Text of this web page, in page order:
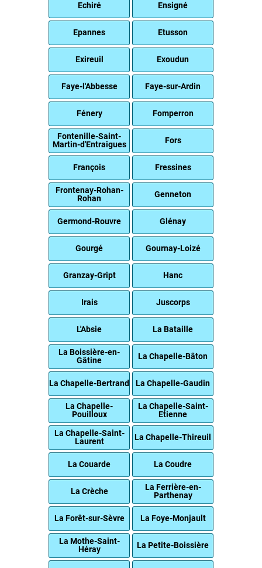
Echiré Ensigné
Epannes Etusson
Exireuil Exoudun
Faye-l'Abbesse Faye-sur-Ardin
Fénery Fomperron
Fontenille-Saint-
Martin-d'Entraigues
Fors
François Fressines
Frontenay-Rohan-
Rohan
Genneton
Germond-Rouvre Glénay
Gourgé Gournay-Loizé
Granzay-Gript Hanc
Irais Juscorps
L'Absie La Bataille
La Boissière-en-
Gâtine
La Chapelle-Bâton
La Chapelle-Bertrand La Chapelle-Gaudin
La Chapelle-
Pouilloux
La Chapelle-Saint-
Etienne
La Chapelle-Saint-
Laurent
La Chapelle-Thireuil
La Couarde La Coudre
La Crèche
La Ferrière-en-
Parthenay
La Forêt-sur-Sèvre La Foye-Monjault
La Mothe-Saint-
Héray
La Petite-Boissière